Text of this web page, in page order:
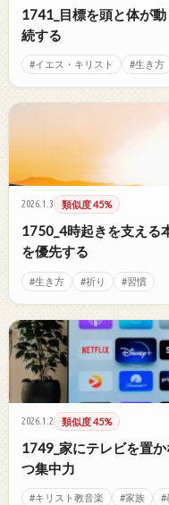
1741_目標を頭と体が
続する
#イエス・キリスト #生き方
2026.1.3 類似度 45%
1750_4時起きを支える
を優先する
#生き方 #祈り #習慣
2026.1.2 類似度 45%
1749_家にテレビを置
つ集中力
#キリスト教音楽 #家族 #